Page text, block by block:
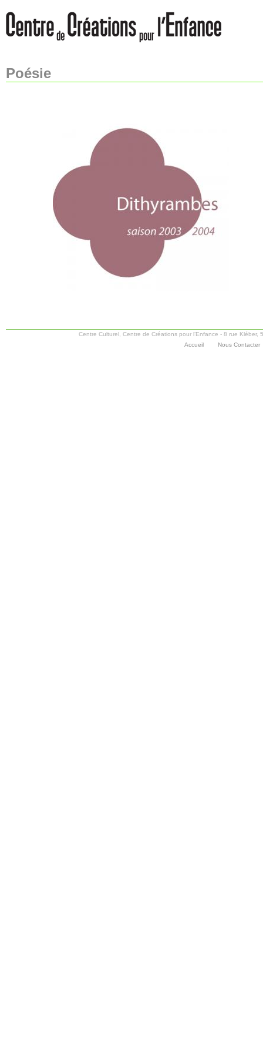
Poésie
Centre Culturel, Centre de Créations pour l’Enfance - 8 rue
Accueil
Nous Contacter